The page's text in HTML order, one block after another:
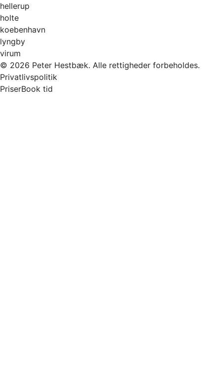
hellerup
holte
koebenhavn
lyngby
virum
© 2026 Peter Hestbæk. Alle rettigheder forbeholdes.
Privatlivspolitik
PriserBook tid